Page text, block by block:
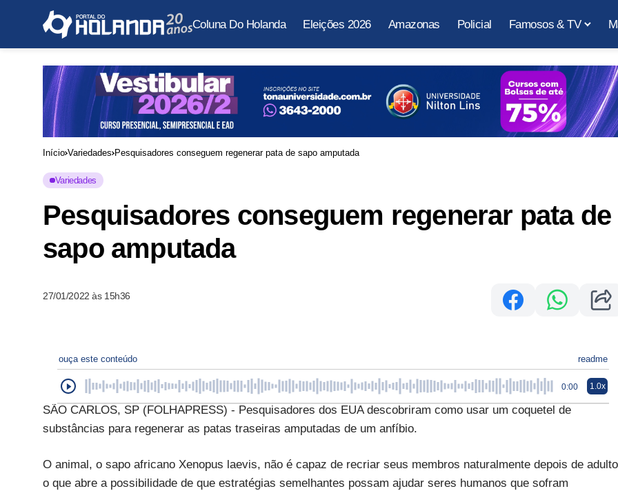
Coluna Do Holanda Eleições 2026 Amazonas Policial Famosos & TV
Início Variedades Pesquisadores conseguem regenerar pata de sapo amputada
Variedades
Pesquisadores conseguem regenerar pata de
sapo amputada
27/01/2022 às 15h36
ouça este conteúdo readme
0:00 1.0x
SÃO CARLOS, SP (FOLHAPRESS) - Pesquisadores dos EUA descobriram como usar um coquetel de
substâncias para regenerar as patas traseiras amputadas de um anfíbio.
O animal, o sapo africano Xenopus laevis, não é capaz de recriar seus membros naturalmente depois de
o que abre a possibilidade de que estratégias semelhantes possam ajudar seres humanos que sofram